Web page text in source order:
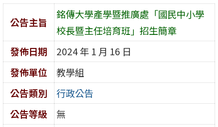
公告主旨
銘傳大學產學暨推廣處「國民中小學
校長暨主任培育班」招生簡章
發佈日期
2024 年 1 月 16 日
發佈單位
教學組
公告類別
行政公告
公告等級
無